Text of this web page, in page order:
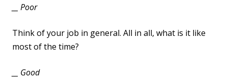
__ Poor
Think of your job in gene­ral. All in all, what is it like
most of the time?
__ Good